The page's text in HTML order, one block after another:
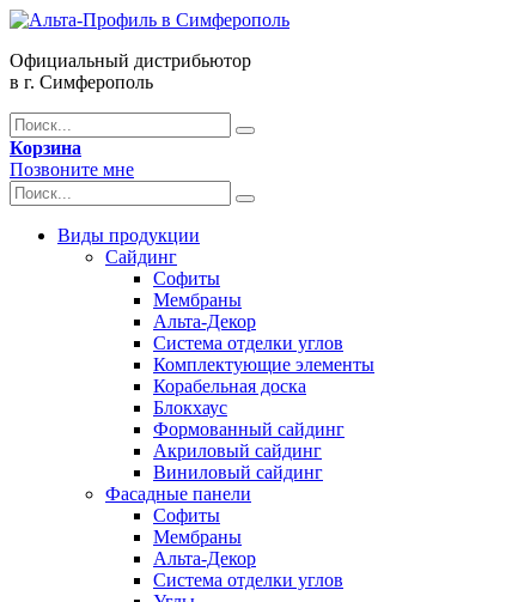
Официальный дистрибьютор
в г. Симферополь
Корзина
Позвоните мне
Виды продукции
Сайдинг
Софиты
Мембраны
Альта-Декор
Система отделки углов
Комплектующие элементы
Корабельная доска
Блокхаус
Формованный сайдинг
Акриловый сайдинг
Виниловый сайдинг
Фасадные панели
Софиты
Мембраны
Альта-Декор
Система отделки углов